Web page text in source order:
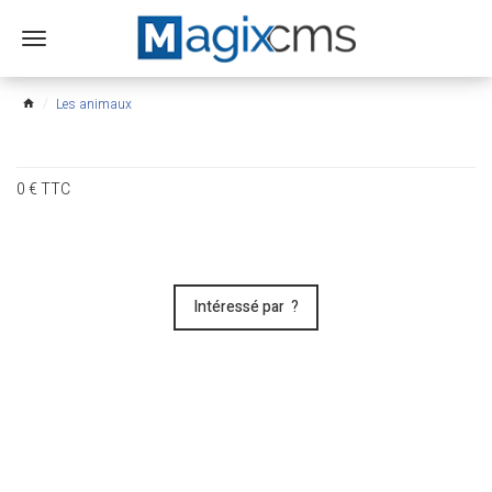
Ouvrir
menu
home Les animaux
0€TTC
Intéressé par ?